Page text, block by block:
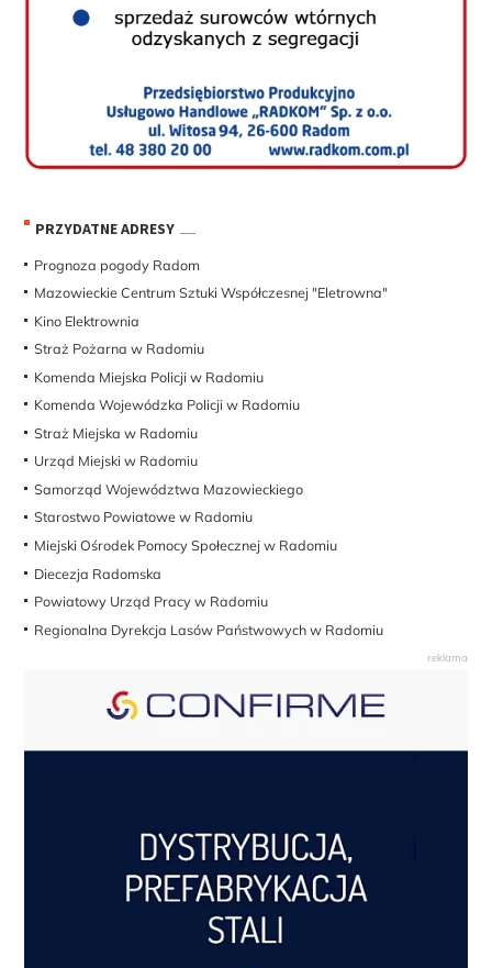
PRZYDATNE ADRESY
Prognoza pogody Radom
Mazowieckie Centrum Sztuki Współczesnej "Eletrowna"
Kino Elektrownia
Straż Pożarna w Radomiu
Komenda Miejska Policji w Radomiu
Komenda Wojewódzka Policji w Radomiu
Straż Miejska w Radomiu
Urząd Miejski w Radomiu
Samorząd Województwa Mazowieckiego
Starostwo Powiatowe w Radomiu
Miejski Ośrodek Pomocy Społecznej w Radomiu
Diecezja Radomska
Powiatowy Urząd Pracy w Radomiu
Regionalna Dyrekcja Lasów Państwowych w Radomiu